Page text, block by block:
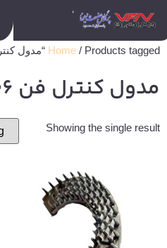
Home / Products tagged “مدول کنترل فن 206 نعلی”
مدول کنترل فن 206 نعلی
Showing the single result